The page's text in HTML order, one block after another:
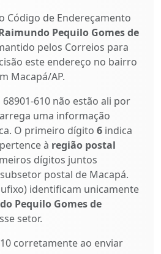
Código de Endereçamento
Pequilo Gomes de
pelos Correios para
este endereço no bairro
Macapá/AP.
68901-610 não estão ali por
uma informação
O primeiro dígito 6 indica
à região postal
dígitos juntos
postal de Macapá.
identificam unicamente
Pequilo Gomes de
setor.
corretamente ao enviar